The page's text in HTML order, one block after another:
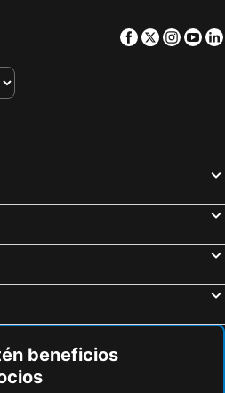
Facebook
Twitter
beneficios